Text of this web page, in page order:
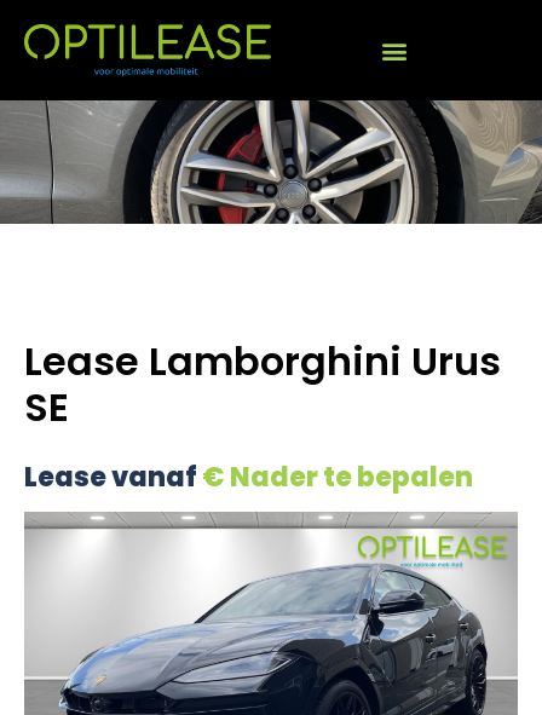
Lease Lamborghini Urus
SE
Lease vanaf€ Nader te bepalen